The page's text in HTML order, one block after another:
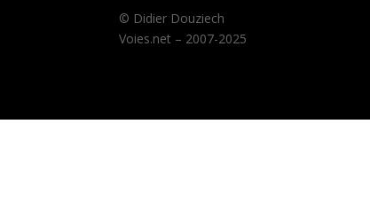
© Didier Douziech
Voies.net – 2007-2025